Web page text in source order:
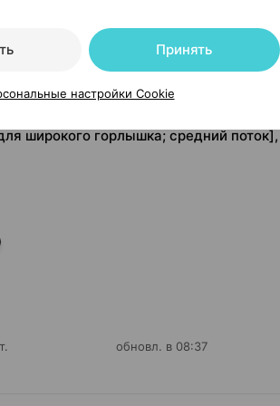
широкого горлышка; средний поток],
обновл. в 08:37
Принять
настройки Cookie